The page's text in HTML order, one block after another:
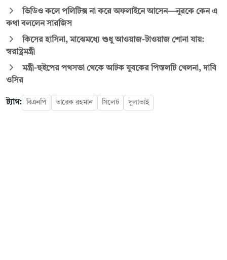
ভিডিও কলে পলিটিক্স না করে অফলাইনে আসেন—নুরকে কেন এ
কথা বললেন সারজিস
কিসের হাসিনা, মাঝেমধ্যে শুধু আওয়াজ-টাওয়াজ শোনা যায়:
স্বরাষ্ট্রমন্ত্রী
মন্ত্রী-হুইপের পথসভা থেকে আটক যুবকের পিস্তলটি খেলনা, দাবি
ওসির
ট্যাগ: বিএনপি তারেক রহমান সিলেট দুলাভাই